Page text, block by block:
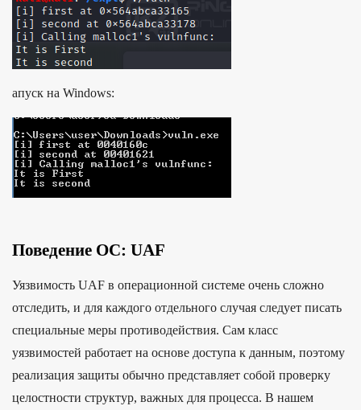
апуск на Windows:
Поведение ОС: UAF
Уязвимость UAF в операционной системе очень сложно
отследить, и для каждого отдельного случая следует писать
специальные меры противодействия. Сам класс
уязвимостей работает на основе доступа к данным, поэтому
реализация защиты обычно представляет собой проверку
целостности структур, важных для процесса. В нашем